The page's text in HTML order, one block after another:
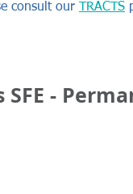
consult our
TRACTS
-